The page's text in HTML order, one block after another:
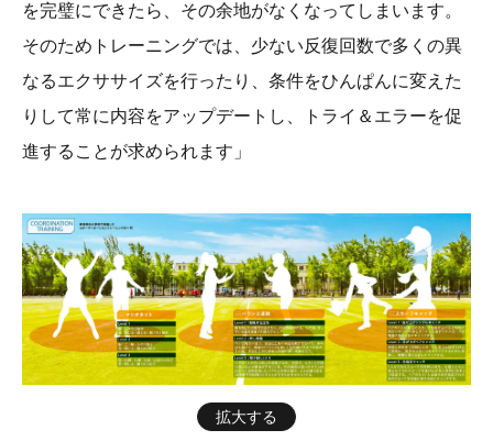
を完璧にできたら、その余地がなくなってしまいます。
そのためトレーニングでは、少ない反復回数で多くの異
なるエクササイズを行ったり、条件をひんぱんに変えた
りして常に内容をアップデートし、トライ＆エラーを促
進することが求められます」
拡大する